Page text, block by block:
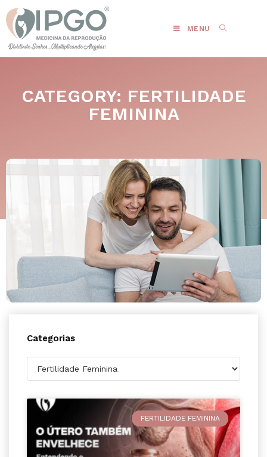
MENU
CATEGORY: FERTILIDADE
FEMININA
Categorias
FERTILIDADE FEMININA